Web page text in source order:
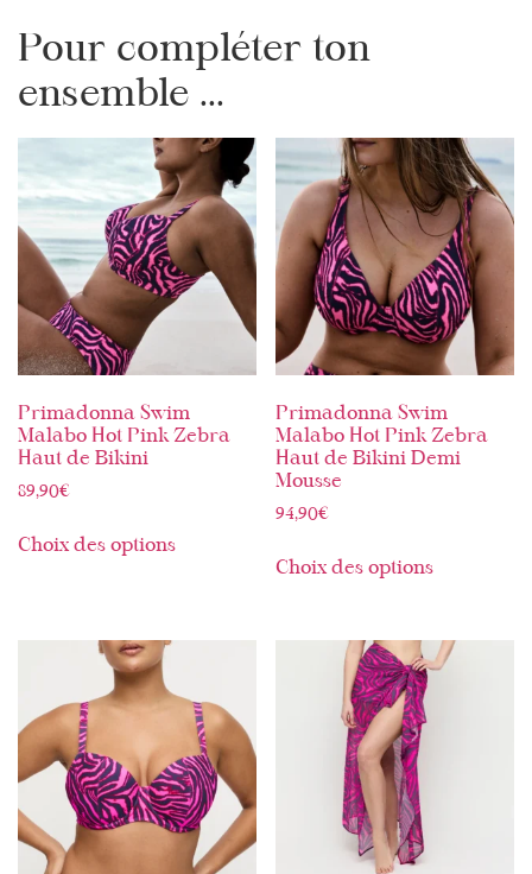
Pour compléter ton
ensemble ...
Primadonna Swim
Malabo Hot Pink Zebra
Haut de Bikini
89,90€
Choix des options
Primadonna Swim
Malabo Hot Pink Zebra
Haut de Bikini Demi
Mousse
94,90€
Choix des options